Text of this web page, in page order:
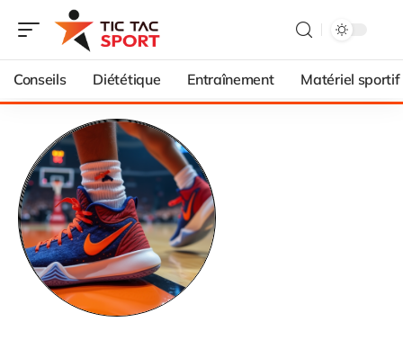
Conseils Diététique Entraînement Matériel sportif